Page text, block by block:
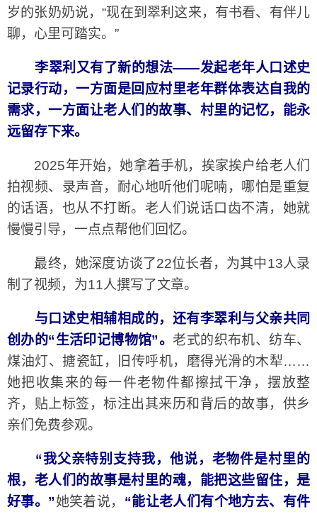
岁的张奶奶说，“现在到翠利这来，有书看、有伴儿
聊，心里可踏实。”
李翠利又有了新的想法——发起老年人口述史
记录行动，一方面是回应村里老年群体表达自我的
需求，一方面让老人们的故事、村里的记忆，能永
远留存下来。
2025年开始，她拿着手机，挨家挨户给老人们
拍视频、录声音，耐心地听他们呢喃，哪怕是重复
的话语，也从不打断。老人们说话口齿不清，她就
慢慢引导，一点点帮他们回忆。
最终，她深度访谈了22位长者，为其中13人录
制了视频，为11人撰写了文章。
与口述史相辅相成的，还有李翠利与父亲共同
创办的“生活印记博物馆”。 老式的织布机、纺车、
煤油灯、搪瓷缸，旧传呼机，磨得光滑的木犁……
她把收集来的每一件老物件都擦拭干净，摆放整
齐，贴上标签，标注出其来历和背后的故事，供乡
亲们免费参观。
“我父亲特别支持我，他说，老物件是村里的
根，老人们的故事是村里的魂，能把这些留住，是
好事。”她笑着说， “能让老人们有个地方去、有件